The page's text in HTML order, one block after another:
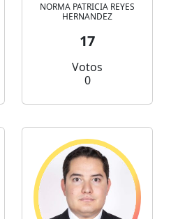
NORMA PATRICIA REYES
HERNANDEZ
17
Votos
0